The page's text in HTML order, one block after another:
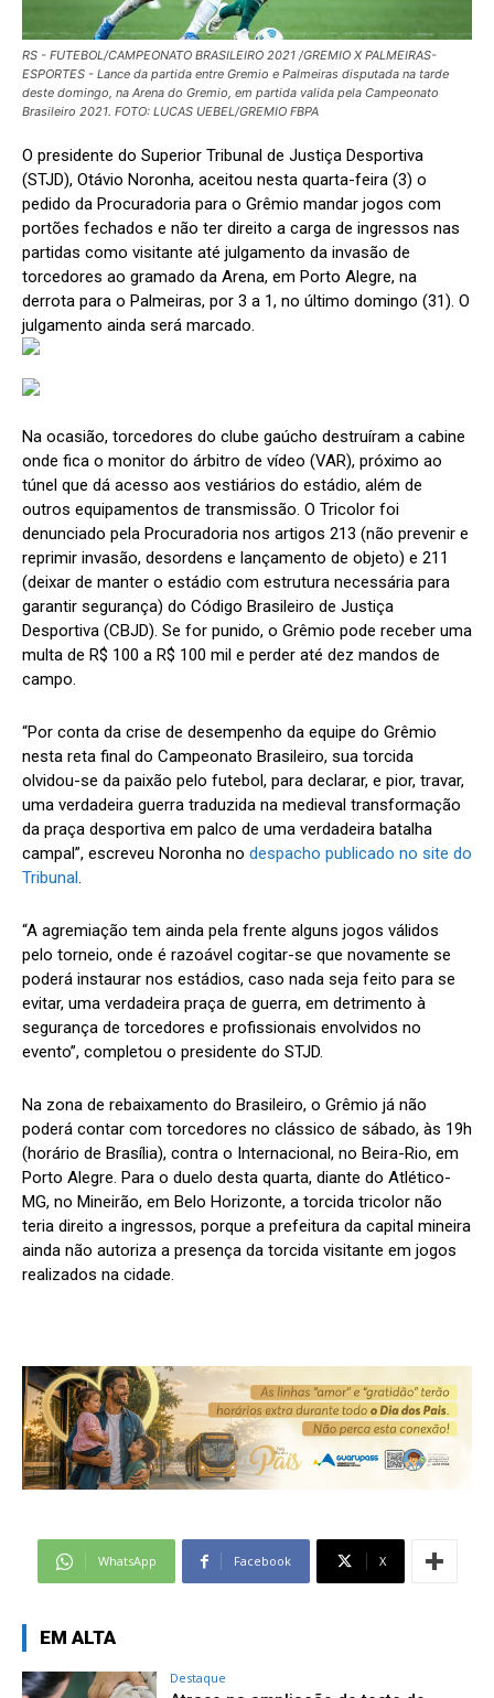
RS - FUTEBOL/CAMPEONATO BRASILEIRO 2021 /GREMIO X PALMEIRAS-
ESPORTES - Lance da partida entre Gremio e Palmeiras disputada na tarde
deste domingo, na Arena do Gremio, em partida valida pela Campeonato
Brasileiro 2021. FOTO: LUCAS UEBEL/GREMIO FBPA
O presidente do Superior Tribunal de Justiça Desportiva
(STJD), Otávio Noronha, aceitou nesta quarta-feira (3) o
pedido da Procuradoria para o Grêmio mandar jogos com
portões fechados e não ter direito a carga de ingressos nas
partidas como visitante até julgamento da invasão de
torcedores ao gramado da Arena, em Porto Alegre, na
derrota para o Palmeiras, por 3 a 1, no último domingo (31). O
julgamento ainda será marcado.
Na ocasião, torcedores do clube gaúcho destruíram a cabine
onde fica o monitor do árbitro de vídeo (VAR), próximo ao
túnel que dá acesso aos vestiários do estádio, além de
outros equipamentos de transmissão. O Tricolor foi
denunciado pela Procuradoria nos artigos 213 (não prevenir e
reprimir invasão, desordens e lançamento de objeto) e 211
(deixar de manter o estádio com estrutura necessária para
garantir segurança) do Código Brasileiro de Justiça
Desportiva (CBJD). Se for punido, o Grêmio pode receber uma
multa de R$ 100 a R$ 100 mil e perder até dez mandos de
campo.
“Por conta da crise de desempenho da equipe do Grêmio
nesta reta final do Campeonato Brasileiro, sua torcida
olvidou-se da paixão pelo futebol, para declarar, e pior, travar,
uma verdadeira guerra traduzida na medieval transformação
da praça desportiva em palco de uma verdadeira batalha
campal”, escreveu Noronha no despacho publicado no site do
Tribunal.
“A agremiação tem ainda pela frente alguns jogos válidos
pelo torneio, onde é razoável cogitar-se que novamente se
poderá instaurar nos estádios, caso nada seja feito para se
evitar, uma verdadeira praça de guerra, em detrimento à
segurança de torcedores e profissionais envolvidos no
evento”, completou o presidente do STJD.
Na zona de rebaixamento do Brasileiro, o Grêmio já não
poderá contar com torcedores no clássico de sábado, às 19h
(horário de Brasília), contra o Internacional, no Beira-Rio, em
Porto Alegre. Para o duelo desta quarta, diante do Atlético-
MG, no Mineirão, em Belo Horizonte, a torcida tricolor não
teria direito a ingressos, porque a prefeitura da capital mineira
ainda não autoriza a presença da torcida visitante em jogos
realizados na cidade.
WhatsApp Facebook X
EM ALTA
Destaque